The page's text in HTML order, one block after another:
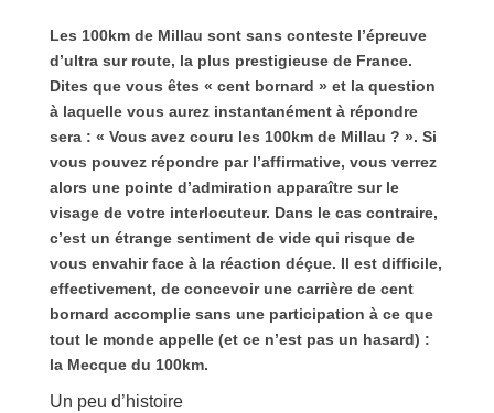
Les 100km de Millau sont sans conteste l’épreuve
d’ultra sur route, la plus prestigieuse de France.
Dites que vous êtes « cent bornard » et la question
à laquelle vous aurez instantanément à répondre
sera : « Vous avez couru les 100km de Millau ? ». Si
vous pouvez répondre par l’affirmative, vous verrez
alors une pointe d’admiration apparaître sur le
visage de votre interlocuteur. Dans le cas contraire,
c’est un étrange sentiment de vide qui risque de
vous envahir face à la réaction déçue. Il est difficile,
effectivement, de concevoir une carrière de cent
bornard accomplie sans une participation à ce que
tout le monde appelle (et ce n’est pas un hasard) :
la Mecque du 100km.
Un peu d’histoire